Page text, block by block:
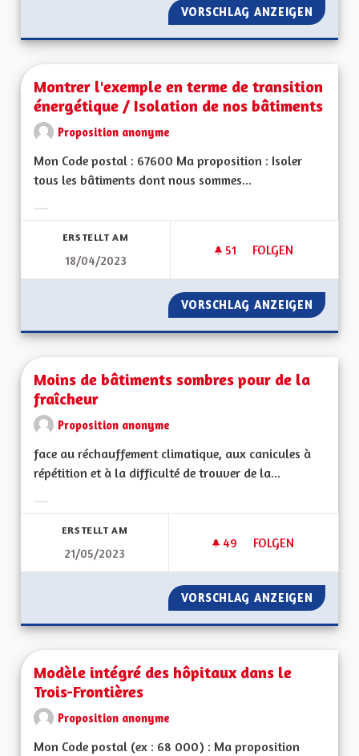
VORSCHLAG ANZEIGEN
Montrer l'exemple en terme de transition
énergétique / Isolation de nos bâtiments
Proposition anonyme
Mon Code postal : 67600 Ma proposition : Isoler
tous les bâtiments dont nous sommes...
ERSTELLT AM
18/04/2023
51 51 FOLLOWER
FOLGEN
MONTRER
VORSCHLAG ANZEIGEN
Moins de bâtiments sombres pour de la
fraîcheur
Proposition anonyme
face au réchauffement climatique, aux canicules à
répétition et à la difficulté de trouver de la...
ERSTELLT AM
21/05/2023
49 49 FOLLOWER
FOLGEN
MOINS DE
VORSCHLAG ANZEIGEN
Modèle intégré des hôpitaux dans le
Trois-Frontières
Proposition anonyme
Mon Code postal (ex : 68 000) : Ma proposition